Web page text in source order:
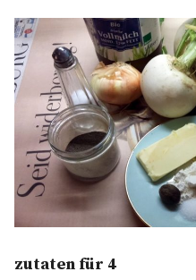
Facebook
Twitter
zutaten für 4